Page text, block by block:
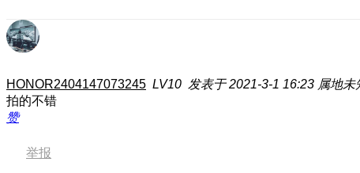
HONOR2404147073245 LV10 发表于 2021-3-1 16:23 属地未
拍的不错
赞
举报